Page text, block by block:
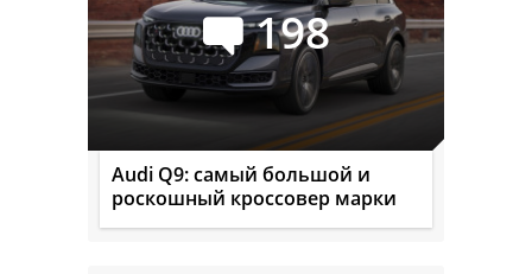
198
Audi Q9: самый большой и
роскошный кроссовер марки